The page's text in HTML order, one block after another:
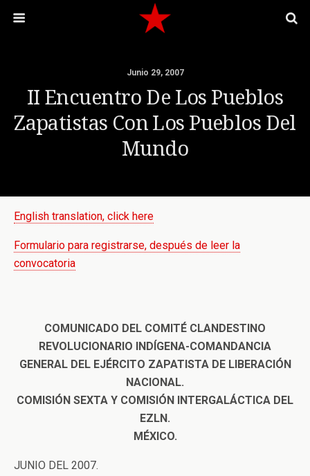
Junio 29, 2007
II Encuentro De Los Pueblos
Zapatistas Con Los Pueblos Del
Mundo
English translation, click here
Formulario para registrarse, después de leer la
convocatoria
COMUNICADO DEL COMITÉ CLANDESTINO
REVOLUCIONARIO INDÍGENA-COMANDANCIA
GENERAL DEL EJÉRCITO ZAPATISTA DE LIBERACIÓN
NACIONAL.
COMISIÓN SEXTA Y COMISIÓN INTERGALÁCTICA DEL
EZLN.
MÉXICO.
JUNIO DEL 2007.